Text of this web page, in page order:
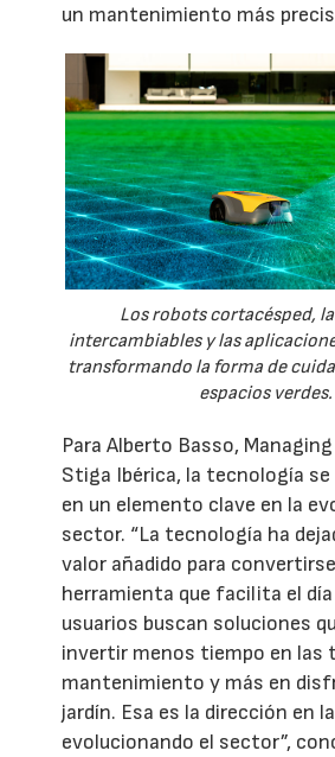
un mantenimiento más
Los robots cortacésped,
intercambiables y las
transformando la forma de
espacios verdes.
Para Alberto Basso,
Stiga Ibérica, la tecnología
en un elemento clave en la
sector. “La tecnología ha
valor añadido para
herramienta que facilita el
usuarios buscan soluciones
invertir menos tiempo en las
mantenimiento y más en
jardín. Esa es la dirección en
evolucionando el sector”,